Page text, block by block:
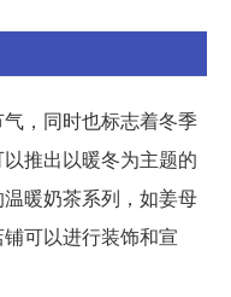
，同时也标志着冬季
推出以暖冬为主题的
暖奶茶系列，如姜母
可以进行装饰和宣